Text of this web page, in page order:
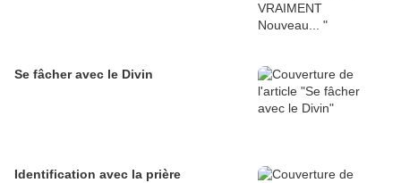
Se fâcher avec le Divin
Identification avec la prière